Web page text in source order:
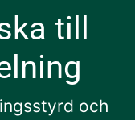
till
och